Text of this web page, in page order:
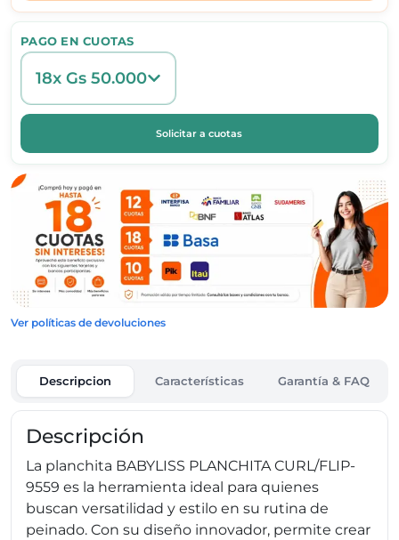
PAGO EN CUOTAS
18x Gs 50.000
Solicitar a cuotas
Ver políticas de devoluciones
Descripcion Características Garantía & FAQ
Descripción
La planchita BABYLISS PLANCHITA CURL/FLIP-
9559 es la herramienta ideal para quienes
buscan versatilidad y estilo en su rutina de
peinado. Con su diseño innovador, permite crear